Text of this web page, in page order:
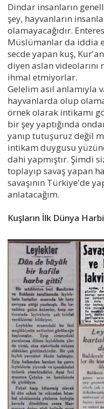
Dindar insanların
şey, hayvanların
olamayacağıdır.
Müslümanlar da iddia
secde yapan kuş,
diyen aslan videolarını
ihmal etmiyorlar.
Gelelim asıl anlamıyla
hayvanlarda olup
örnek olarak intikamı
bir şey yaptığında
yanıp tutuşuruz değil
intikam duygusu
dahi yapmıştır. Şimdi
toplayıp savaş yapan
savaşının Türkiye'de
anlatacağım.
Kuşların İlk Dünya Harbi